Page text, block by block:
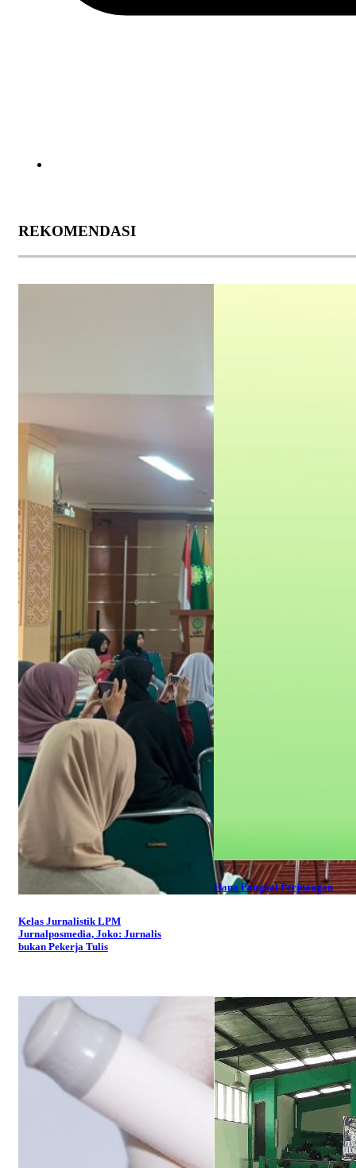
REKOMENDASI
Kelas Jurnalistik LPM
Jurnalposmedia, Joko: Jurnalis
bukan Pekerja Tulis
Hana Pangkal Perjuangan